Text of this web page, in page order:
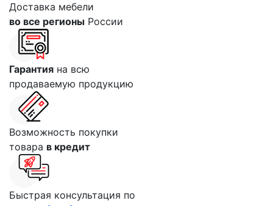
Доставка мебели
во все регионы России
Гарантия на всю
продаваемую продукцию
Возможность покупки
товара в кредит
Быстрая консультация по